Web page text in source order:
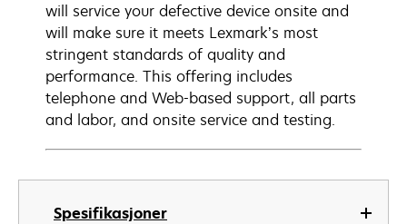
Spesifikasjoner
will service your defective device onsite and
will make sure it meets Lexmark’s most
stringent standards of quality and
performance. This offering includes
telephone and Web-based support, all parts
and labor, and onsite service and testing.